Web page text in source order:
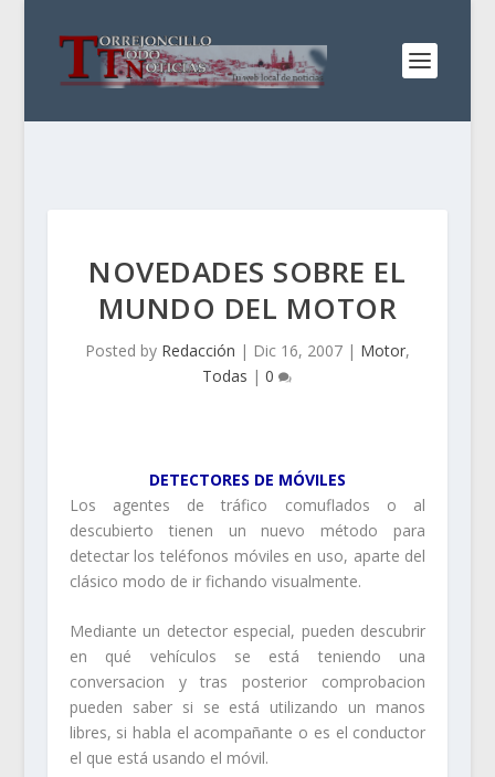
NOVEDADES SOBRE EL
MUNDO DEL MOTOR
Posted by Redacción | Dic 16, 2007| Motor,
Todas |0
DETECTORES DE MÓVILES
Los agentes de tráfico comuflados o al
descubierto tienen un nuevo método para
detectar los teléfonos móviles en uso, aparte del
clásico modo de ir fichando visualmente.
Mediante un detector especial, pueden descubrir
en qué vehículos se está teniendo una
conversacion y tras posterior comprobacion
pueden saber si se está utilizando un manos
libres, si habla el acompañante o es el conductor
el que está usando el móvil.